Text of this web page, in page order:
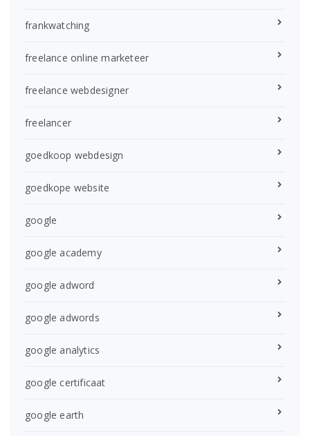
frankwatching
freelance online marketeer
freelance webdesigner
freelancer
goedkoop webdesign
goedkope website
google
google academy
google adword
google adwords
google analytics
google certificaat
google earth